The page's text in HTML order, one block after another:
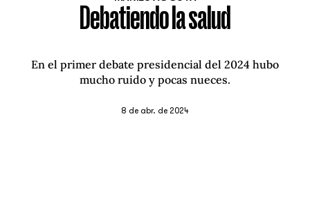
Debatiendo la salud
En el primer debate presidencial del 2024 hubo
mucho ruido y pocas nueces.
8 de abr. de 2024